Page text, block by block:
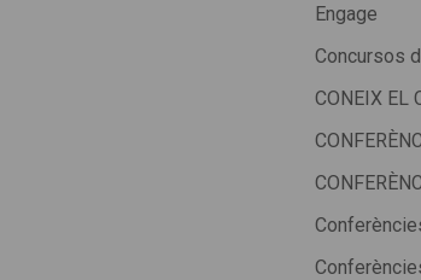
Engage
Concursos
CONEIX EL